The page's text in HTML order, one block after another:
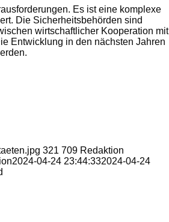
Es ist eine komplexe
Die Sicherheitsbehörden sind
wirtschaftlicher Kooperation mit
Entwicklung in den nächsten Jahren
321 709 Redaktion
2024-04-24 23:44:332024-04-24